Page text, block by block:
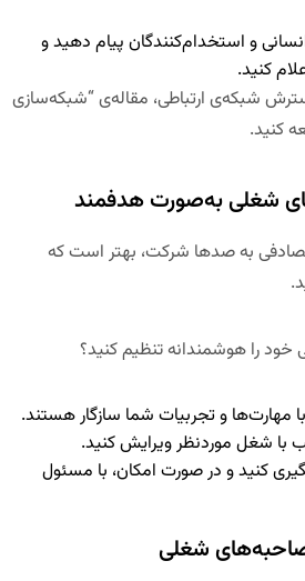
و استخدام‌کنندگانپیام دهید و
کنید.
شبکه‌ی ارتباطی، مقاله‌ی“شبکه‌سازی
کنید.
به صدها شرکت، بهتر است که
را هوشمندانه تنظیم کنید؟
با مهارت‌ها و تجربیات شما سازگار هستند.
با شغل موردنظر ویرایش کنید.
کنیدو در صورت امکان، با مسئول